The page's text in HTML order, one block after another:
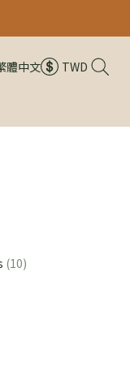
體中文 TWD
(10)